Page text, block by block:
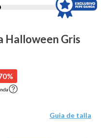
Halloween Gris
Guia de talla